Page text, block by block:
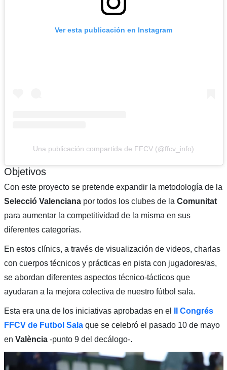
Ver esta publicación en Instagram
Una publicación compartida de FFCV (@ffcv_info)
Objetivos
Con este proyecto se pretende expandir la metodología de la
Selecció Valencianapor todos los clubes de la Comunitat
para aumentar la competitividad de la misma en sus
diferentes categorías.
En estos clínics, a través de visualización de videos, charlas
con cuerpos técnicos y prácticas en pista con jugadores/as,
se abordan diferentes aspectos técnico-tácticos que
ayudaran a la mejora colectiva de nuestro fútbol sala.
Esta era una de los iniciativas aprobadas en el
II Congrés
FFCV de Futbol Sala que se celebró el pasado 10 de mayo
en València-punto 9 del decálogo-.